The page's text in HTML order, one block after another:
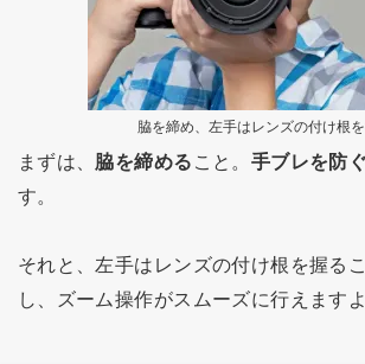
脇を締め、左手はレンズの付け根
まずは、 脇を締める こと。 手ブレを防ぐ
す。
それと、左手はレンズの付け根を握る
し、ズーム操作がスムーズに行えますよ